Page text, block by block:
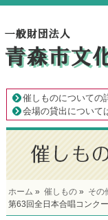
催しものについての
会場の貸出について
ホーム » 催しもの» その
第63回全日本合唱コンク